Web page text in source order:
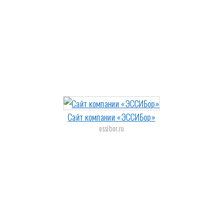
Сайт компании «ЭССИБор»
essibor.ru